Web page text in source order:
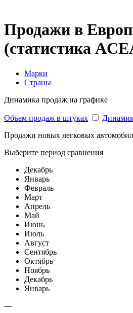
Продажи в
(статистика
Марки
Страны
Динамика продаж на графике
Объем продаж в штуках
Продажи новых легковых
Выберите период сравнения
Декабрь
Январь
Февраль
Март
Апрель
Май
Июнь
Июль
Август
Сентябрь
Октябрь
Ноябрь
Декабрь
Январь
—